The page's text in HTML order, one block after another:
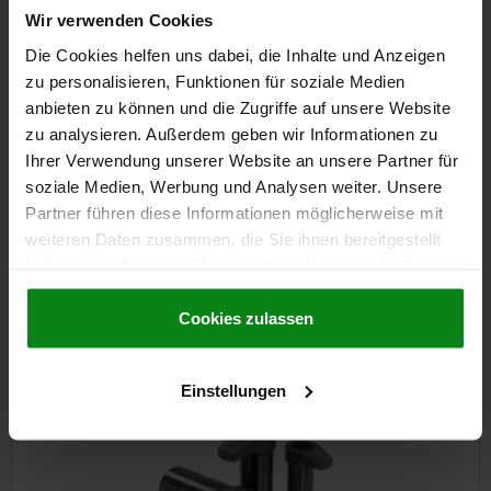
Wir verwenden Cookies
Die Cookies helfen uns dabei, die Inhalte und Anzeigen
zu personalisieren, Funktionen für soziale Medien
anbieten zu können und die Zugriffe auf unsere Website
zu analysieren. Außerdem geben wir Informationen zu
Ihrer Verwendung unserer Website an unsere Partner für
soziale Medien, Werbung und Analysen weiter. Unsere
Partner führen diese Informationen möglicherweise mit
weiteren Daten zusammen, die Sie ihnen bereitgestellt
gesammelt haben.Cookie Richtlinien
Datenschutz|AGB
Cookies zulassen
Einstellungen
plus sales tax
DETAILS
CAD
Other customers also bought